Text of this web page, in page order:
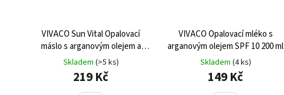
VIVACO Sun Vital Opalovací
máslo s arganovým olejem a
třpytkami SPF 15 200 ml
Skladem (>5 ks)
219 Kč
VIVACO Opalovací mléko s
arganovým olejem SPF 10 200 ml
Skladem (4 ks)
149 Kč